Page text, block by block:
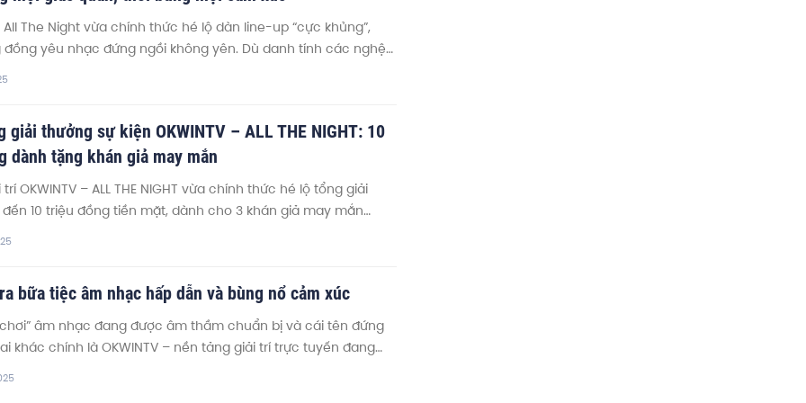
All The Night vừa chính thức hé lộ dàn line-up “cực khủng”,
đồng yêu nhạc đứng ngồi không yên. Dù danh tính các nghệ
giữ kín, nhưng loạt gợi ý úp mở về những giọng ca gắn liền với
hứa hẹn trở thành điểm chạm cảm xúc đỉnh cao, đúng với tinh
“Nơi đam mê bùng nổ, nơi cảm xúc lên ngôi!”
giải thưởng sự kiện OKWINTV – ALL THE NIGHT: 10
dành tặng khán giả may mắn
trí OKWINTV – ALL THE NIGHT vừa chính thức hé lộ tổng giải
10 triệu đồng tiền mặt, dành cho 3 khán giả may mắn
chỉ là phần thưởng hấp dẫn mà còn là lời tri ân từ
bữa tiệc âm nhạc hấp dẫn và bùng nổ cảm xúc
âm nhạc đang được âm thầm chuẩn bị và cái tên đứng
khác chính là OKWINTV – nền tảng giải trí trực tuyến đang
trong cộng đồng yêu nhạc và giới trẻ năng động. Không